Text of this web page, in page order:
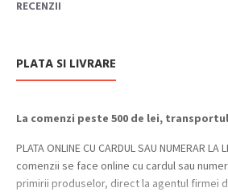
RECENZII
PLATA SI LIVRARE
La comenzi peste 500 de lei, transportul
PLATA ONLINE CU CARDUL SAU NUMERAR LA
comenzii se face online cu cardul sau
primirii produselor, direct la agentul firmei